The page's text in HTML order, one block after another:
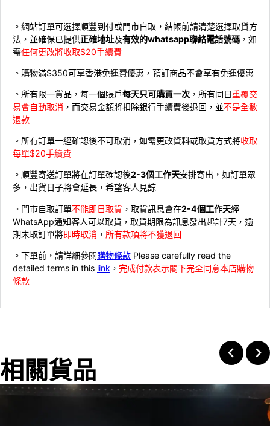
。網站訂單可選擇順豐到付或門市自取，結帳前請清楚選擇取貨方
法，並確保已提供正確地址及有效的whatsapp聯絡電話號碼 ，如
需任何更改將收取$20手續費
。購物滿$350可享香港免運費優惠，預訂商品不會享有免運優惠
。所有限一貨品，每一個賬戶每天只可購買一次 ，所有同日重覆交
易會自動取消 ，而交易金額將扣除銀行手續費後退回，並不是全數
退款
。所有訂單一經確認後不可取消，如需更改資料或取貨方式將收取
每單$20手續費
。順豐寄送訂單將在訂單確認後2-3個工作天安排寄出，如訂單眾
多，出貨日子將會延長，希望客人見諒
。門市自取訂單不能即日取貨 ，取貨訊息會在2-4個工作天經
WhatsApp通知客人可以取貨，取貨期限為訊息發出起計7天，逾
期未取訂單將即時取消 ， 所有款項將不獲退回
。下單前，請詳細參閱購物條款 Please carefully read the
detailed terms in this link ， 完成付款表示閣下完全同意本店購物
條款
相關貨品